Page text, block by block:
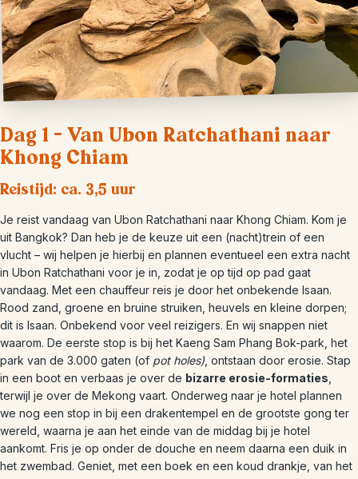
Dag 1 – Van Ubon Ratchathani naar
Khong Chiam
Reistijd: ca. 3,5 uur
Je reist vandaag van Ubon Ratchathani naar Khong Chiam. Kom je
uit Bangkok? Dan heb je de keuze uit een (nacht)trein of een
vlucht – wij helpen je hierbij en plannen eventueel een extra nacht
in Ubon Ratchathani voor je in, zodat je op tijd op pad gaat
vandaag. Met een chauffeur reis je door het onbekende Isaan.
Rood zand, groene en bruine struiken, heuvels en kleine dorpen;
dit is Isaan. Onbekend voor veel reizigers. En wij snappen niet
waarom. De eerste stop is bij het Kaeng Sam Phang Bok-park, het
park van de 3.000 gaten (of pot holes) , ontstaan door erosie. Stap
in een boot en verbaas je over de bizarre erosie-formaties
terwijl je over de Mekong vaart. Onderweg naar je hotel plannen
we nog een stop in bij een drakentempel en de grootste gong ter
wereld, waarna je aan het einde van de middag bij je hotel
aankomt. Fris je op onder de douche en neem daarna een duik in
het zwembad. Geniet, met een boek en een koud drankje, van het